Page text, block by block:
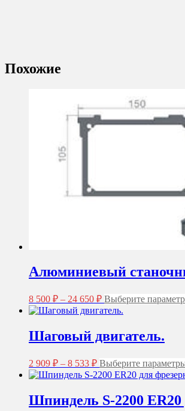
Похожие
Алюминиевый
8 500 ₽ – 24 650 ₽Диапазон
цен:
8
–
650 ₽
Выберите
Шаговый двигатель.
2 909 ₽ – 8 533 ₽Диапазон
цен:
2
909 ₽
–
Выберите
Шпиндель S-2200 ER20